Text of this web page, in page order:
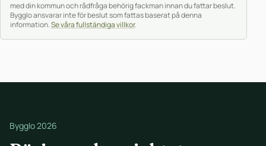
med din kommun och rådfråga behörig fackman innan du fattar beslut.
Bygglo ansvarar inte för beslut som fattas baserat på denna
information.Se våra fullständiga villkor.
Bygglo 2026